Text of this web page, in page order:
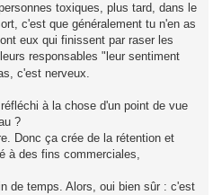
toxiques, plus tard, dans le
c'est que généralement tu n'en as
eux qui finissent par raser les
responsables "leur sentiment
c'est nerveux.
à la chose d'un point de vue
?
Donc ça crée de la rétention et
à des fins commerciales,
de temps. Alors, oui bien sûr : c'est